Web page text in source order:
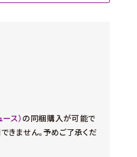
ス）の同梱購入が可能で
きません。予めご了承くだ